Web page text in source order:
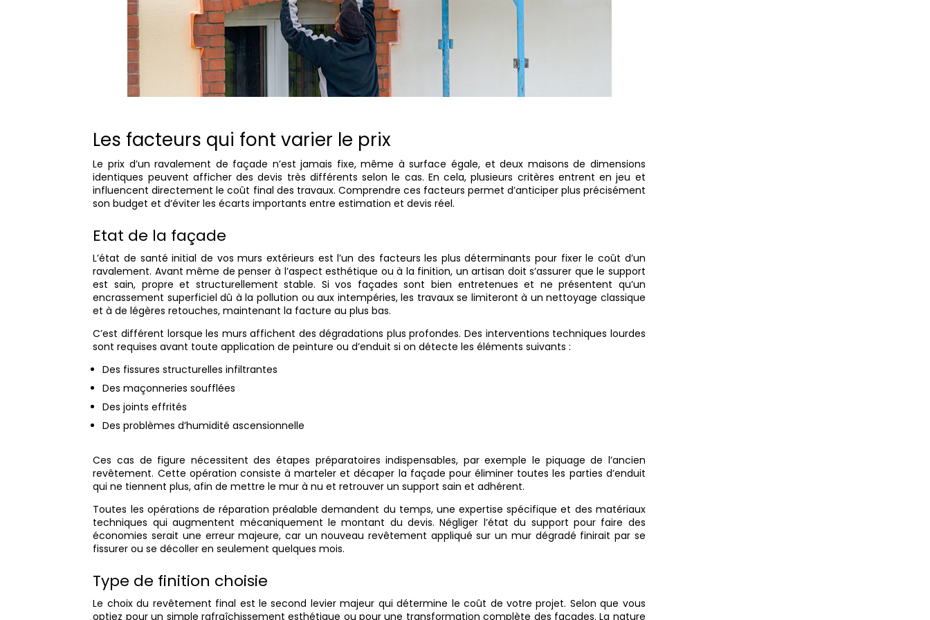
Les facteurs qui font varier le prix
Le prix d’un ravalement de façade n’est jamais fixe, même à surface égale, et deux maisons de dimensions
identiques peuvent afficher des devis très différents selon le cas. En cela, plusieurs critères entrent en jeu et
influencent directement le coût final des travaux. Comprendre ces facteurs permet d’anticiper plus précisément
son budget et d’éviter les écarts importants entre estimation et devis réel.
Etat de la façade
L’état de santé initial de vos murs extérieurs est l’un des facteurs les plus déterminants pour fixer le coût d’un
ravalement. Avant même de penser à l’aspect esthétique ou à la finition, un artisan doit s’assurer que le support
est sain, propre et structurellement stable. Si vos façades sont bien entretenues et ne présentent qu’un
encrassement superficiel dû à la pollution ou aux intempéries, les travaux se limiteront à un nettoyage classique
et à de légères retouches, maintenant la facture au plus bas.
C’est différent lorsque les murs affichent des dégradations plus profondes. Des interventions techniques lourdes
sont requises avant toute application de peinture ou d’enduit si on détecte les éléments suivants :
Des fissures structurelles infiltrantes
Des maçonneries soufflées
Des joints effrités
Des problèmes d’humidité ascensionnelle
Ces cas de figure nécessitent des étapes préparatoires indispensables, par exemple le piquage de l’ancien
revêtement. Cette opération consiste à marteler et décaper la façade pour éliminer toutes les parties d’enduit
qui ne tiennent plus, afin de mettre le mur à nu et retrouver un support sain et adhérent.
Toutes les opérations de réparation préalable demandent du temps, une expertise spécifique et des matériaux
techniques qui augmentent mécaniquement le montant du devis. Négliger l’état du support pour faire des
économies serait une erreur majeure, car un nouveau revêtement appliqué sur un mur dégradé finirait par se
fissurer ou se décoller en seulement quelques mois.
Type de finition choisie
Le choix du revêtement final est le second levier majeur qui détermine le coût de votre projet. Selon que vous
optiez pour un simple rafraîchissement esthétique ou pour une transformation complète des façades. La nature